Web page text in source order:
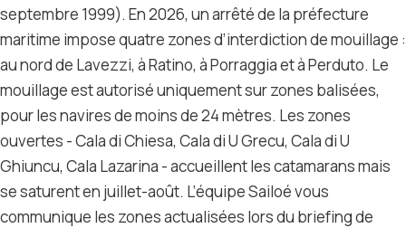
septembre 1999). En 2026, un arrêté de la préfecture
maritime impose quatre zones d’interdiction de mouillage :
au nord de Lavezzi, à Ratino, à Porraggia et à Perduto. Le
mouillage est autorisé uniquement sur zones balisées,
pour les navires de moins de 24 mètres. Les zones
ouvertes - Cala di Chiesa, Cala di U Grecu, Cala di U
Ghiuncu, Cala Lazarina - accueillent les catamarans mais
se saturent en juillet-août. L’équipe Sailoé vous
communique les zones actualisées lors du briefing de